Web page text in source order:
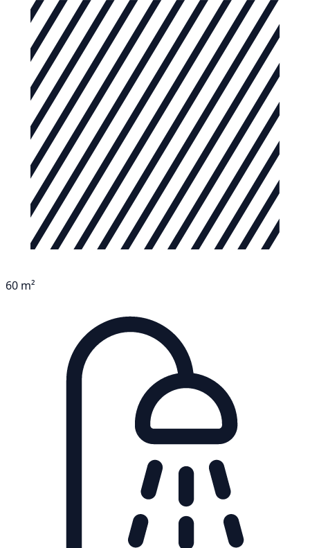
60 m²